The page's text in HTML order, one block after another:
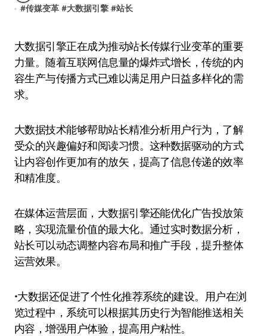
#传媒变革 #大数据引擎 #站长
大数据引擎正在成为推动站长传媒行业变革的重要
力量。随着互联网信息量的爆炸式增长，传统的内
容生产与传播方式已难以满足用户日益多样化的需
求。
大数据技术能够帮助站长精准分析用户行为，了解
受众的兴趣偏好和阅读习惯。这种数据驱动的方式
让内容创作更加有的放矢，提高了信息传递的效率
和精准度。
在媒体运营层面，大数据引擎还能优化广告投放策
略，实现流量价值的最大化。通过实时数据分析，
站长可以动态调整内容布局和推广手段，提升整体
运营效果。
•大数据还促进了个性化推荐系统的建设。用户在浏
览过程中，系统可以根据其历史行为智能推送相关
内容，增强用户体验，提高用户粘性。